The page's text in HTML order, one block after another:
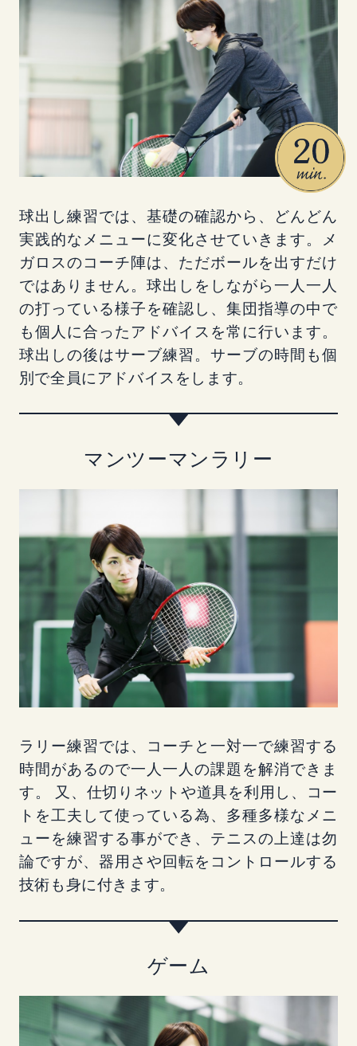
球出し練習では、基礎の確認から、どんどん
実践的なメニューに変化させていきます。メ
ガロスのコーチ陣は、ただボールを出すだけ
ではありません。球出しをしながら一人一人
の打っている様子を確認し、集団指導の中で
も個人に合ったアドバイスを常に行います。
球出しの後はサーブ練習。サーブの時間も個
別で全員にアドバイスをします。
マンツーマンラリー
ラリー練習では、コーチと一対一で練習する
時間があるので一人一人の課題を解消できま
す。 又、仕切りネットや道具を利用し、コー
トを工夫して使っている為、多種多様なメニ
ューを練習する事ができ、テニスの上達は勿
論ですが、器用さや回転をコントロールする
技術も身に付きます。
ゲーム